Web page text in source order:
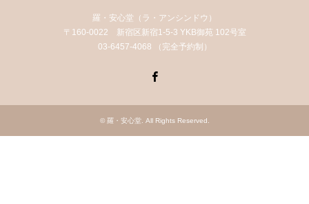
羅・安心堂（ラ・アンシンドウ）
〒160-0022 新宿区新宿1-5-3 YKB御苑 102号室
03-6457-4068 （完全予約制）
© 羅・安心堂. All Rights Reserved.